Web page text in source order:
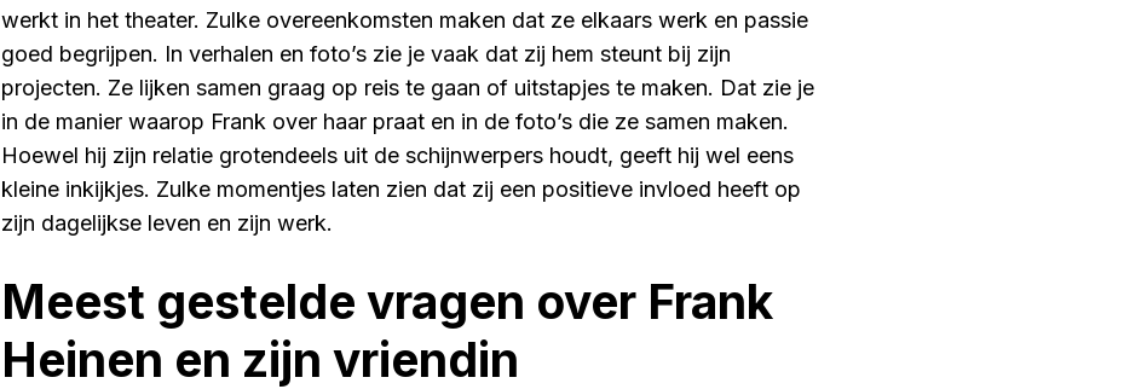
werkt in het theater. Zulke overeenkomsten maken dat ze elkaars werk en passie
goed begrijpen. In verhalen en foto’s zie je vaak dat zij hem steunt bij zijn
projecten. Ze lijken samen graag op reis te gaan of uitstapjes te maken. Dat zie je
in de manier waarop Frank over haar praat en in de foto’s die ze samen maken.
Hoewel hij zijn relatie grotendeels uit de schijnwerpers houdt, geeft hij wel eens
kleine inkijkjes. Zulke momentjes laten zien dat zij een positieve invloed heeft op
zijn dagelijkse leven en zijn werk.
Meest gestelde vragen over Frank
Heinen en zijn vriendin